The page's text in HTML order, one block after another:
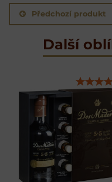
Předchozí produkt
Další